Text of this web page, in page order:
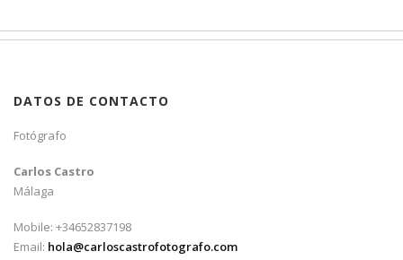
DATOS DE CONTACTO
Fotógrafo
Carlos Castro
Málaga
Mobile: +34652837198
Email: hola@carloscastrofotografo.com